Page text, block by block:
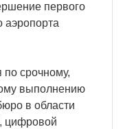
первого
аэропорта
по срочному,
выполнению
в области
цифровой